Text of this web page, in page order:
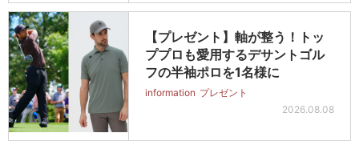
【プレゼント】軸が整う！トッ
ププロも愛用するデサントゴル
フの半袖ポロを1名様に
information プレゼント
2026.08.08